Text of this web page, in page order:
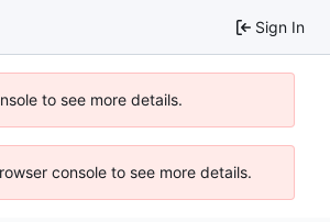
Sign In
to see more details.
console to see more details.